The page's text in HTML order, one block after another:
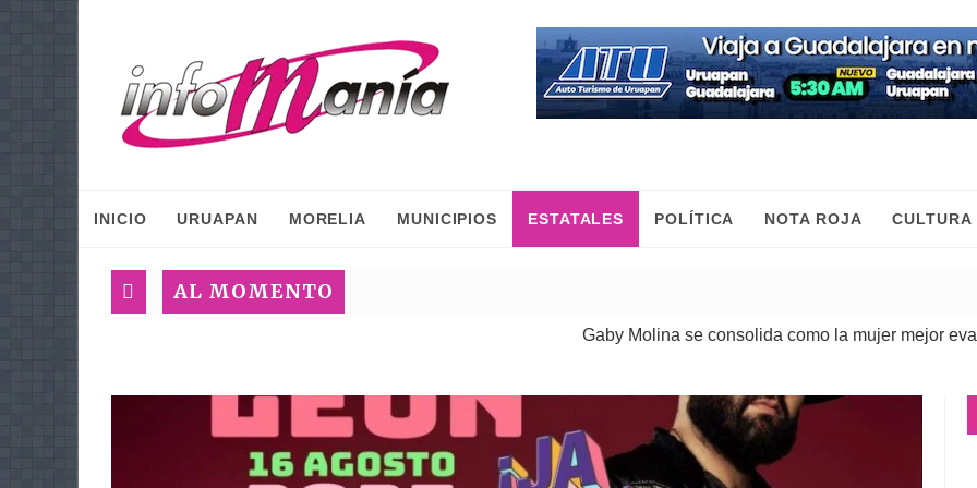
INICIO URUAPAN MORELIA MUNICIPIOS ESTATALES POLÍTICA NOTA ROJA CULTURA
AL MOMENTO
Gaby Molina se consolida como la mujer mejor evaluada de